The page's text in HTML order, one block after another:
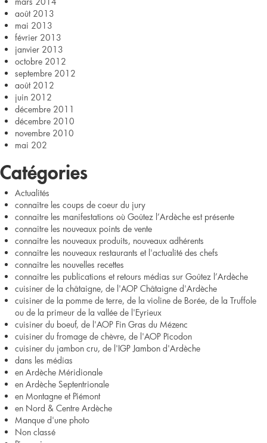
août 2013
mai 2013
février 2013
janvier 2013
octobre 2012
septembre 2012
août 2012
juin 2012
décembre 2011
décembre 2010
novembre 2010
mai 202
Catégories
Actualités
connaître les coups de coeur du jury
connaitre les manifestations où Goûtez l’Ardèche est présente
connaitre les nouveaux points de vente
connaitre les nouveaux produits, nouveaux adhérents
connaitre les nouveaux restaurants et l'actualité des chefs
connaitre les nouvelles recettes
connaitre les publications et retours médias sur Goûtez l’Ardèche
cuisiner de la châtaigne, de l'AOP Châtaigne d'Ardèche
cuisiner de la pomme de terre, de la violine de Borée, de la Truffole
ou de la primeur de la vallée de l'Eyrieux
cuisiner du boeuf, de l'AOP Fin Gras du Mézenc
cuisiner du fromage de chèvre, de l'AOP Picodon
cuisiner du jambon cru, de l'IGP Jambon d'Ardèche
dans les médias
en Ardèche Méridionale
en Ardèche Septentrionale
en Montagne et Piémont
en Nord & Centre Ardèche
Manque d'une photo
Non classé